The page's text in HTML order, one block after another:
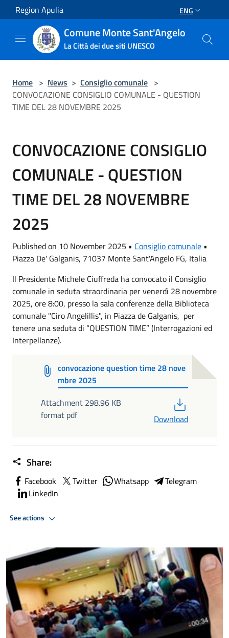
Salta al contenuto principale
Region Apulia ENG
Comune Monte Sant'Angelo
La Città dei due siti UNESCO
Home > News > Consiglio comunale >
CONVOCAZIONE CONSIGLIO COMUNALE - QUESTION
TIME DEL 28 NOVEMBRE 2025
CONVOCAZIONE CONSIGLIO
COMUNALE - QUESTION
TIME DEL 28 NOVEMBRE
2025
Published on 10 November 2025 • Consiglio comunale •
Piazza De' Galganis, 71037 Monte Sant'Angelo FG, Italia
Il Presidente Michele Ciuffreda ha convocato il Consiglio
comunale in seduta straordinaria per venerdì 28 novembre
2025, ore 8:00, presso la sala conferenze della Biblioteca
comunale "Ciro Angelillis", in Piazza de Galganis, per
tenere una seduta di “QUESTION TIME” (Interrogazioni ed
Interpellanze).
convocazione question time 28 nove
mbre 2025
Attachment 298.96 KB
format pdf
Download
Share:
Facebook Twitter Whatsapp
Telegram
LinkedIn
See actions